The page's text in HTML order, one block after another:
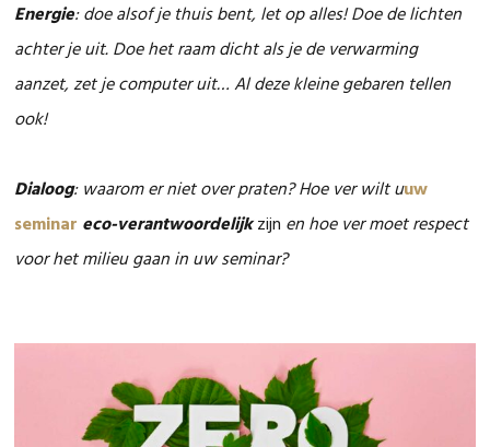
Energie: doe alsof je thuis bent, let op alles! Doe de lichten
achter je uit. Doe het raam dicht als je de verwarming
aanzet, zet je computer uit… Al deze kleine gebaren tellen
ook!
Dialoog: waarom er niet over praten? Hoe ver wilt uuw
seminar eco-verantwoordelijkzijn en hoe ver moet respect
voor het milieu gaan in uw seminar?